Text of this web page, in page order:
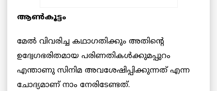
ആൺകൂട്ടം
മേൽ വിവരിച്ച കഥാഗതിക്കും അതിന്റെ
ഉദ്വേഗഭരിതമായ പരിണതികൾക്കുമപ്പുറം
എന്താണു സിനിമ അവശേഷിപ്പിക്കുന്നത് എന്ന
ചോദ്യമാണ് നാം നേരിടേണ്ടത്.